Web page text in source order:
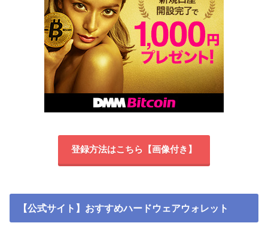
登録方法はこちら【画像付き】
【公式サイト】おすすめハードウェアウォレット